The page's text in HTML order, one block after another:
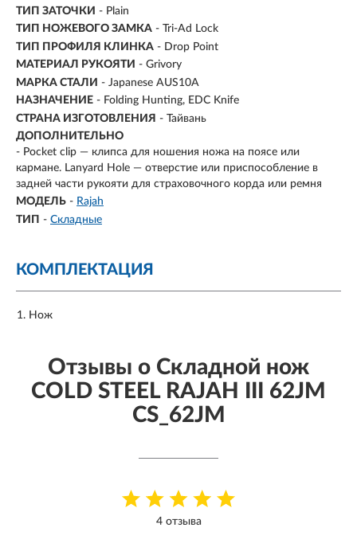
ТИП ЗАТОЧКИ - Plain
ТИП НОЖЕВОГО ЗАМКА - Tri-Ad Lock
ТИП ПРОФИЛЯ КЛИНКА - Drop Point
МАТЕРИАЛ РУКОЯТИ - Grivory
МАРКА СТАЛИ - Japanese AUS10A
НАЗНАЧЕНИЕ - Folding Hunting, EDC Knife
СТРАНА ИЗГОТОВЛЕНИЯ - Тайвань
ДОПОЛНИТЕЛЬНО
- Pocket clip — клипса для ношения ножа на поясе или
кармане. Lanyard Hole — отверстие или приспособление в
задней части рукояти для страховочного корда или ремня
МОДЕЛЬ - Rajah
ТИП - Складные
КОМПЛЕКТАЦИЯ
Нож
Отзывы о Складной нож
COLD STEEL RAJAH III 62JM
CS_62JM
4 отзыва